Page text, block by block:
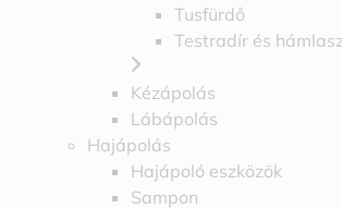
Tusfürdő
Testradír és
Kézápolás
Lábápolás
Hajápolás
Hajápoló eszközök
Sampon